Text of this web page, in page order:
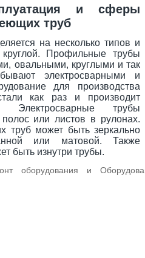
и сферы
труб
на несколько типов и
Профильные трубы
овальными, круглыми и так
электросварными и
для производства
как раз и производит
Электросварные трубы
или листов в рулонах.
труб может быть зеркально
или матовой. Также
быть изнутри трубы.